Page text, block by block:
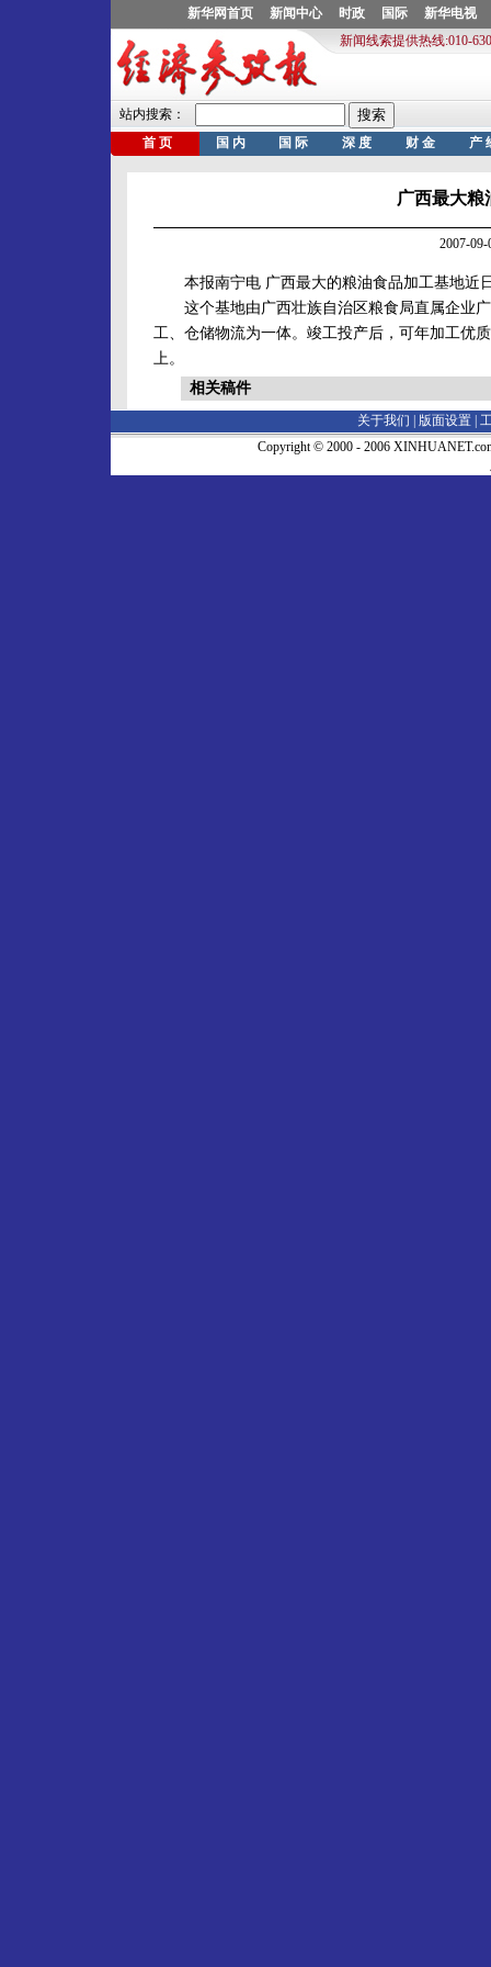
广西最大粮
2007-
本报南宁电 广西最大的粮油食品加工基地近
这个基地由广西壮族自治区粮食局直属企业广
工、仓储物流为一体。竣工投产后，可年加工优
上。
相关稿件
关于我们 | 版面设置
Copyright © 2000 - 2006